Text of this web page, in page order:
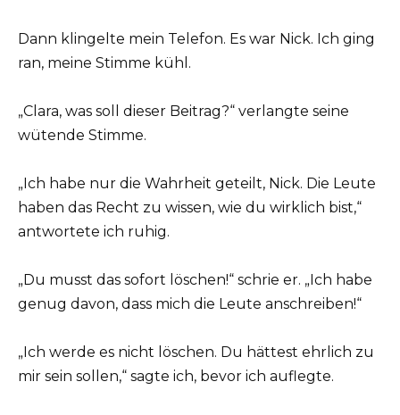
Dann klingelte mein Telefon. Es war Nick. Ich ging
ran, meine Stimme kühl.
„Clara, was soll dieser Beitrag?“ verlangte seine
wütende Stimme.
„Ich habe nur die Wahrheit geteilt, Nick. Die Leute
haben das Recht zu wissen, wie du wirklich bist,“
antwortete ich ruhig.
„Du musst das sofort löschen!“ schrie er. „Ich habe
genug davon, dass mich die Leute anschreiben!“
„Ich werde es nicht löschen. Du hättest ehrlich zu
mir sein sollen,“ sagte ich, bevor ich auflegte.